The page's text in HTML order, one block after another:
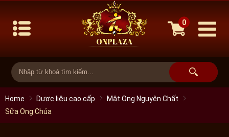
0
Home Dược liệu cao cấp
Mật Ong Nguyên Chất
Sữa Ong Chúa